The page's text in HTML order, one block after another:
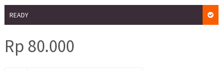
READY
Rp 80.000